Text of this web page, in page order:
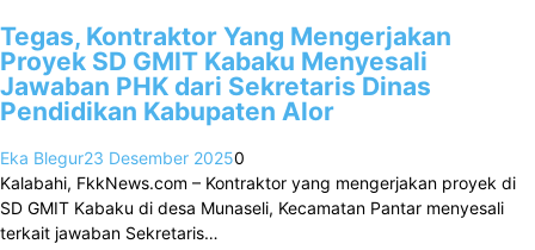
Tegas, Kontraktor Yang Mengerjakan
Proyek SD GMIT Kabaku Menyesali
Jawaban PHK dari Sekretaris Dinas
Pendidikan Kabupaten Alor
Eka Blegur23 Desember 20250
Kalabahi, FkkNews.com – Kontraktor yang mengerjakan proyek di
SD GMIT Kabaku di desa Munaseli, Kecamatan Pantar menyesali
terkait jawaban Sekretaris…